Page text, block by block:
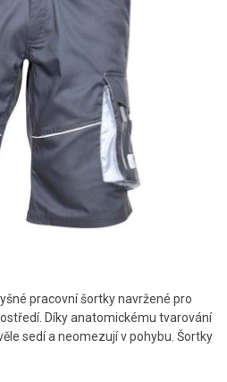
pracovní šortky navržené pro
Díky anatomickému tvarování
sedí a neomezují v pohybu. Šortky